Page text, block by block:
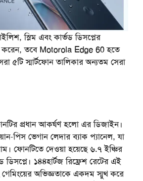
স্লিম এবং কার্ভড ডিসপ্লের
করেন, তবে Motorola Edge 60 হতে
৫টি স্মার্টফোনতালিকার অন্যতম সেরা
প্রধান আকর্ষণ হলো এর ডিজাইন।
পিস ভেগান লেদার ব্যাক প্যানেল, যা
ফোনটিতে দেওয়া হয়েছে ৬.৭ ইঞ্চির
১৪৪হার্টজ রিফ্রেশ রেটের এই
গেমিংয়ের অভিজ্ঞতাকে একদম স্মুথ করে